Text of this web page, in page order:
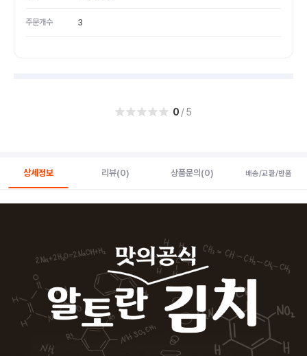
주문개수 3
0 /5
상세정보 리뷰(0) 상품문의 (0) 배송/교환/반품